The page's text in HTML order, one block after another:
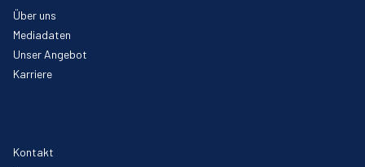
Über uns
Mediadaten
Unser Angebot
Karriere
Kontakt